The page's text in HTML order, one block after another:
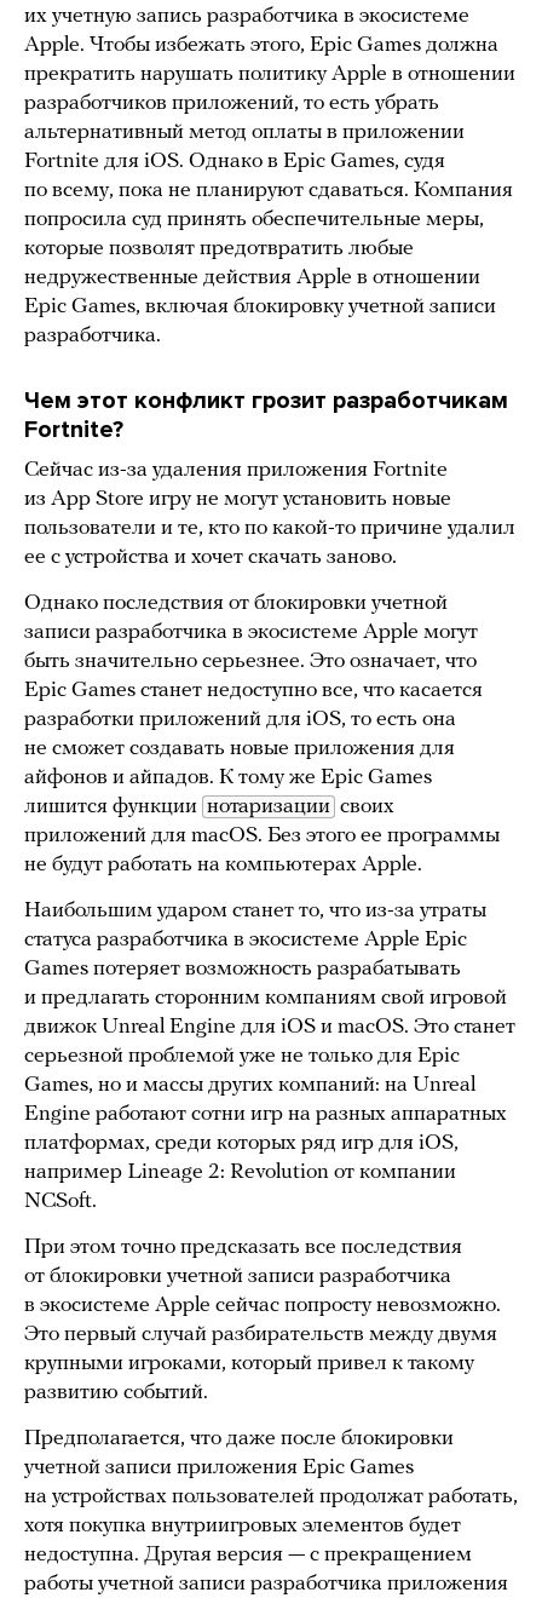
их учетную запись разработчика в экосистеме
Apple. Чтобы избежать этого, Epic Games должна
прекратить нарушать политику Apple в отношении
разработчиков приложений, то есть убрать
альтернативный метод оплаты в приложении
Fortnite для iOS. Однако в Epic Games, судя
по всему, пока не планируют сдаваться. Компания
попросила суд принять обеспечительные меры,
которые позволят предотвратить любые
недружественные действия Apple в отношении
Epic Games, включая блокировку учетной записи
разработчика.
Чем этот конфликт грозит разработчикам
Fortnite?
Сейчас из-за удаления приложения Fortnite
из App Store игру не могут установить новые
пользователи и те, кто по какой-то причине удалил
ее с устройства и хочет скачать заново.
Однако последствия от блокировки учетной
записи разработчика в экосистеме Apple могут
быть значительно серьезнее. Это означает, что
Epic Games станет недоступно все, что касается
разработки приложений для iOS, то есть она
не сможет создавать новые приложения для
айфонов и айпадов. К тому же Epic Games
лишится функции нотаризации своих
приложений для macOS. Без этого ее программы
не будут работать на компьютерах Apple.
Наибольшим ударом станет то, что из-за утраты
статуса разработчика в экосистеме Apple Epic
Games потеряет возможность разрабатывать
и предлагать сторонним компаниям свой игровой
движок Unreal Engine для iOS и macOS. Это станет
серьезной проблемой уже не только для Epic
Games, но и массы других компаний: на Unreal
Engine работают сотни игр на разных аппаратных
платформах, среди которых ряд игр для iOS,
например Lineage 2: Revolution от компании
NCSoft.
При этом точно предсказать все последствия
от блокировки учетной записи разработчика
в экосистеме Apple сейчас попросту невозможно.
Это первый случай разбирательств между двумя
крупными игроками, который привел к такому
развитию событий.
Предполагается, что даже после блокировки
учетной записи приложения Epic Games
на устройствах пользователей продолжат работать,
хотя покупка внутриигровых элементов будет
недоступна. Другая версия — с прекращением
работы учетной записи разработчика приложения